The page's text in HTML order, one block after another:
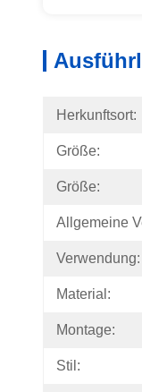
Herkunftsort:
Größe:
Größe:
Allgemeine
Verwendung:
Material:
Montage:
Stil: